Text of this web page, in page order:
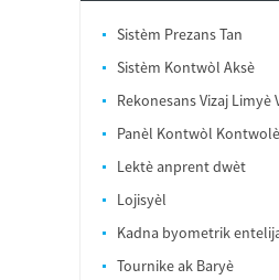
Sistèm Prezans Tan
Sistèm Kontwòl Aksè
Rekonesans Vizaj Limyè
Panèl Kontwòl
Lektè anprent dwèt
Lojisyèl
Kadna byometrik
Tournike ak Baryè